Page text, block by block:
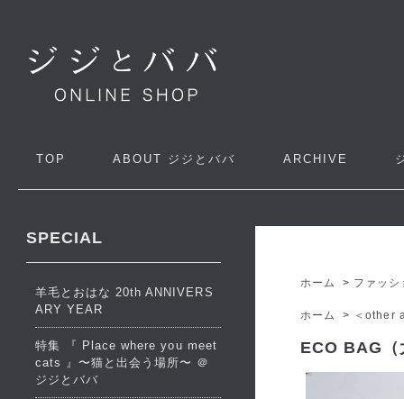
TOP ABOUT ジジとババ ARCHIVE
ホーム > ファッシ
ホーム > ＜other
ECO BAG
SPECIAL
羊毛とおはな 20th ANNIVERS
ARY YEAR
特集 『 Place where you meet
cats 』〜猫と出会う場所〜 ＠
ジジとババ